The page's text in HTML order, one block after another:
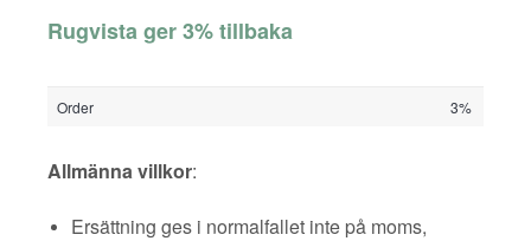
Rugvista ger 3% tillbaka
Order 3%
Allmänna villkor:
Ersättning ges i normalfallet inte på moms,